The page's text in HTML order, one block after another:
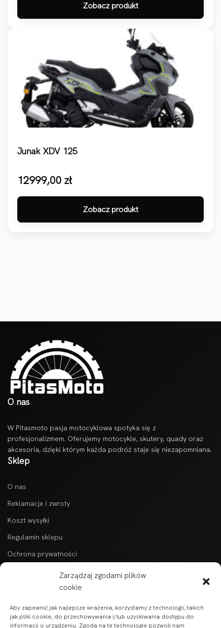
Zarządzaj zgodami plików
cookie
Aby zapewnić jak najlepsze wrażenia, korzystamy z technologii, takich
jak pliki cookie, do przechowywania i/lub uzyskiwania dostępu do
informacji o urządzeniu. Zgoda na te technologie pozwoli nam
Zobacz produkt
Junak XDV 125
12999,00 zł
Zobacz produkt
O nas
W Pitasmoto pasja motocyklowa spotyka się z
profesjonalizmem. Oferujemy motocykle, skutery, quady oraz
akcesoria, dzięki którym każda podróż staje się niezapomniana.
Sklep
O nas
Reklamacje i zwroty
Koszt wysyłki
Regulamin sklepu
Ochrona prywatności
Wszytkie produkty alfabetycznie